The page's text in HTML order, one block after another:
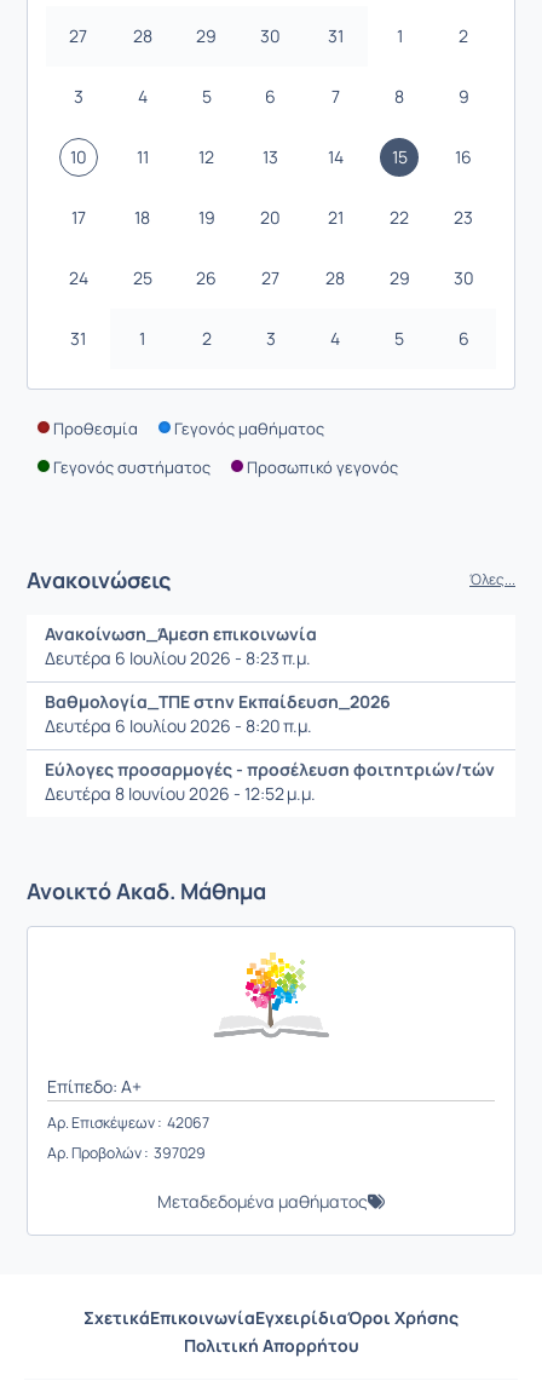
27 28 29 30 31 1 2
3 4 5 6 7 8 9
10 11 12 13 14 15 16
17 18 19 20 21 22 23
24 25 26 27 28 29 30
31 1 2 3 4 5 6
Προθεσμία
Γεγονός μαθήματος
Γεγονός συστήματος
Προσωπικό γεγονός
Ανακοινώσεις Όλες...
Ανακοίνωση_Άμεση επικοινωνία
Δευτέρα 6 Ιουλίου 2026 - 8:23 π.μ.
Βαθμολογία_ΤΠΕ στην Εκπαίδευση_2026
Δευτέρα 6 Ιουλίου 2026 - 8:20 π.μ.
Εύλογες προσαρμογές - προσέλευση φοιτητριών/τών
Δευτέρα 8 Ιουνίου 2026 - 12:52 μ.μ.
Ανοικτό Ακαδ. Μάθημα
Επίπεδο: A+
Αρ. Επισκέψεων : 42067
Αρ. Προβολών : 397029
Μεταδεδομένα μαθήματος
ΣχετικάΕπικοινωνίαΕγχειρίδιαΌροι Χρήσης
Πολιτική Απορρήτου